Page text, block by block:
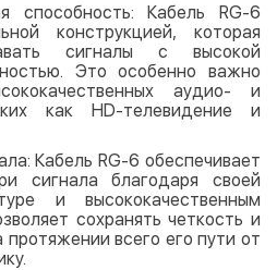
способность: Кабель RG-6
конструкцией, которая
сигналы с высокой
Это особенно важно
аудио- и
как HD-телевидение и
Кабель RG-6 обеспечивает
сигнала благодаря своей
и высококачественным
сохранять четкость и
протяжении всего его пути от